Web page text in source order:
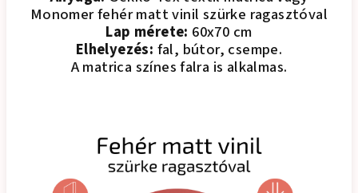
Monomer fehér matt vinil szürke ragasztóval
Lap mérete: 60x70 cm
Elhelyezés: fal, bútor, csempe.
A matrica színes falra is alkalmas.